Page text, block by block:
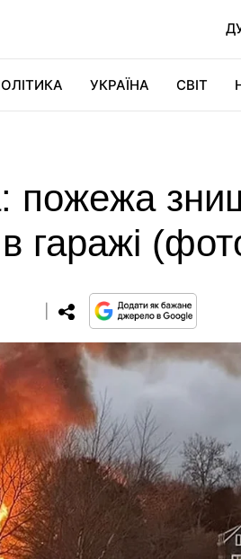
УКРАЇНА СВІТ
пожежа
гаражі